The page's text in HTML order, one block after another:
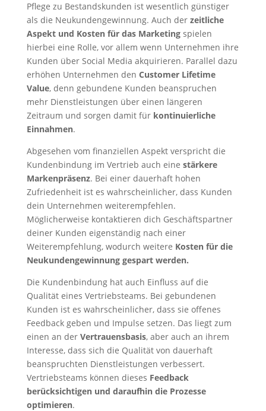
Pflege zu Bestandskunden ist wesentlich günstiger
als die Neukundengewinnung. Auch derzeitliche
Aspekt und Kosten für das Marketingspielen
hierbei eine Rolle, vor allem wenn Unternehmen ihre
Kunden über Social Media akquirieren. Parallel dazu
erhöhen Unternehmen den Customer Lifetime
Value, denn gebundene Kunden beanspruchen
mehr Dienstleistungen über einen längeren
Zeitraum und sorgen damit für kontinuierliche
Einnahmen.
Abgesehen vom finanziellen Aspekt verspricht die
Kundenbindung im Vertrieb auch eine stärkere
Markenpräsenz. Bei einer dauerhaft hohen
Zufriedenheit ist es wahrscheinlicher, dass Kunden
dein Unternehmen weiterempfehlen.
Möglicherweise kontaktieren dich Geschäftspartner
deiner Kunden eigenständig nach einer
Weiterempfehlung, wodurch weitere Kosten für die
Neukundengewinnung gespart werden.
Die Kundenbindung hat auch Einfluss auf die
Qualität eines Vertriebsteams. Bei gebundenen
Kunden ist es wahrscheinlicher, dass sie offenes
Feedback geben und Impulse setzen. Das liegt zum
einen an der Vertrauensbasis, aber auch an ihrem
Interesse, dass sich die Qualität von dauerhaft
beanspruchten Dienstleistungen verbessert.
Vertriebsteams können dieses Feedback
berücksichtigen und daraufhin die Prozesse
optimieren.